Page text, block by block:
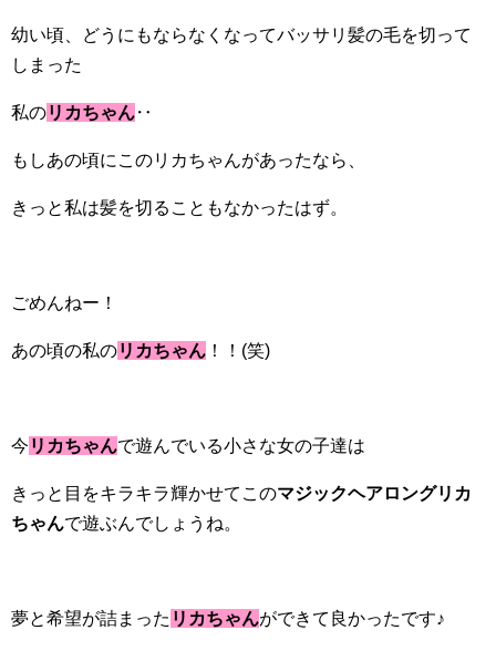
幼い頃、どうにもならなくなってバッサリ髪の毛を切って
しまった
私のリカちゃん‥
もしあの頃にこのリカちゃんがあったなら、
きっと私は髪を切ることもなかったはず。
ごめんねー！
あの頃の私のリカちゃん ！！(笑)
今 リカちゃんで遊んでいる小さな女の子達は
きっと目をキラキラ輝かせてこのマジックヘアロングリカ
ちゃんで遊ぶんでしょうね。
夢と希望が詰まった リカちゃんができて良かったです♪